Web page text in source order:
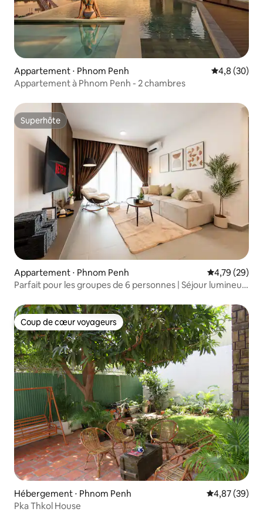
Appartement ⋅ Phnom Penh Évaluation
4,8 (30)
Appartement à Phnom Penh - 2 chambres
Superhôte
Superhôte
Appartement ⋅ Phnom Penh Évaluation
4,79 (29)
Parfait pour les groupes de 6 personnes | Séjour lumineux
Coup de cœur voyageurs
Coup de cœur voyageurs
Hébergement ⋅ Phnom Penh Évaluation
4,87 (39)
Pka Thkol House